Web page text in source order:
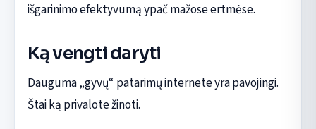
išgarinimo efektyvumą ypač mažose ertmėse.
Ką vengti daryti
Dauguma „gyvų“ patarimų internete yra pavojingi.
Štai ką privalote žinoti.